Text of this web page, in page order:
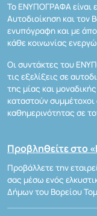
Το ΕΝΥΠΟΓΡΑΦΑ είναι
Αυτοδιοίκηση και τον
ενυπόγραφη και με
κάθε κοινωνίας
Οι συντάκτες του
τις εξελίξεις σε
της μίας και
καταστούν
καθημερινότητας σε
Προβληθείτε στο
Προβάλλετε την
σας μέσω ενός
Δήμων του Βορείου